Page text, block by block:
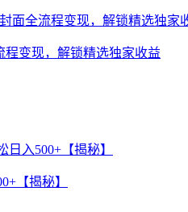
变现，解锁精选独家收益
【揭秘】